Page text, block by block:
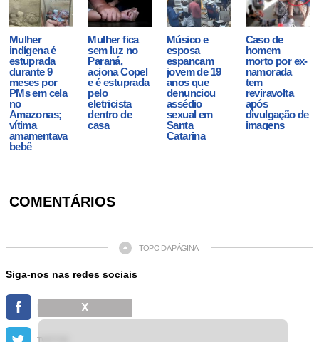
Mulher
indígena é
estuprada
durante 9
meses por
PMs em cela
no
Amazonas;
vítima
amamentava
bebê
Mulher fica
sem luz no
Paraná,
aciona Copel
e é estuprada
pelo
eletricista
dentro de
casa
Músico e
esposa
espancam
jovem de 19
anos que
denunciou
assédio
sexual em
Santa
Catarina
Caso de
homem
morto por ex-
namorada
tem
reviravolta
após
divulgação de
imagens
COMENTÁRIOS
TOPO DA PÁGINA
Siga-nos nas redes sociais
TWITTER
X